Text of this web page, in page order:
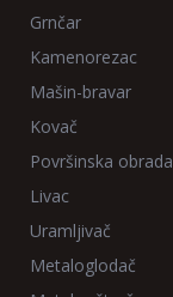
Grnčar
Kamenorezac
Mašin-bravar
Kovač
Površinska obrada
Livac
Uramljivač
Metaloglodač